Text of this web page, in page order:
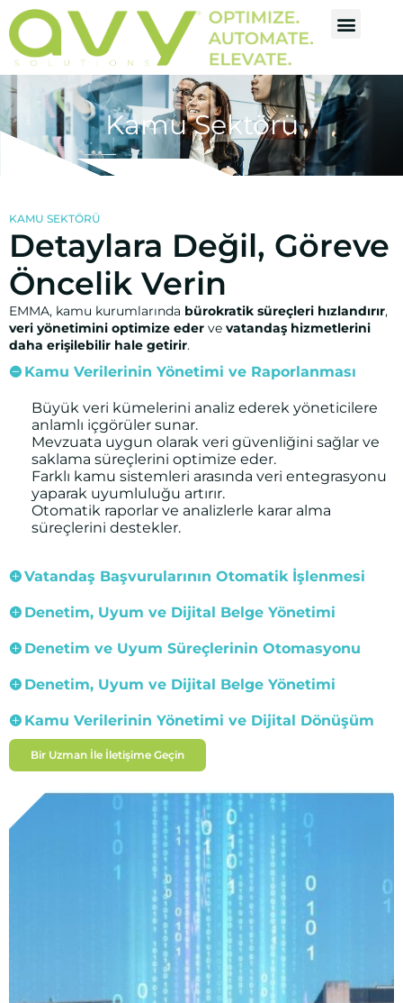
Kamu Sektörü
KAMU SEKTÖRÜ
Detaylara Değil, Göreve
Öncelik Verin
EMMA, kamu kurumlarında bürokratik süreçleri hızlandırır,
veri yönetimini optimize eder ve vatandaş hizmetlerini
daha erişilebilir hale getirir.
Kamu Verilerinin Yönetimi ve Raporlanması
Büyük veri kümelerini analiz ederek yöneticilere
anlamlı içgörüler sunar.
Mevzuata uygun olarak veri güvenliğini sağlar ve
saklama süreçlerini optimize eder.
Farklı kamu sistemleri arasında veri entegrasyonu
yaparak uyumluluğu artırır.
Otomatik raporlar ve analizlerle karar alma
süreçlerini destekler.
Vatandaş Başvurularının Otomatik İşlenmesi
Denetim, Uyum ve Dijital Belge Yönetimi
Denetim ve Uyum Süreçlerinin Otomasyonu
Denetim, Uyum ve Dijital Belge Yönetimi
Kamu Verilerinin Yönetimi ve Dijital Dönüşüm
Bir Uzman İle İletişime Geçin